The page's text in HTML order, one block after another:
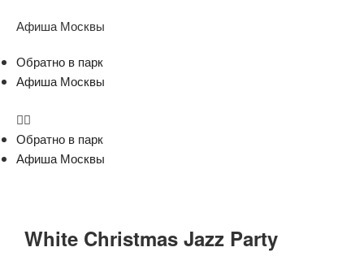
Афиша Москвы
Обратно в парк
Афиша Москвы
Обратно в парк
Афиша Москвы
White Christmas Jazz Party